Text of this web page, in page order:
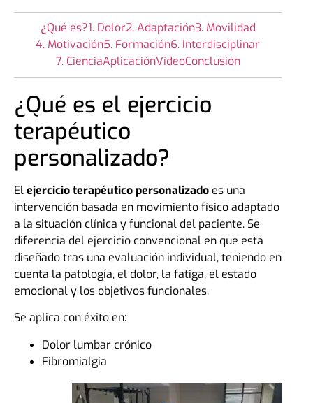
¿Qué es?1. Dolor2. Adaptación3. Movilidad
4. Motivación5. Formación6. Interdisciplinar
7. CienciaAplicaciónVídeoConclusión
¿Qué es el ejercicio
terapéutico
personalizado?
Elejercicio terapéutico personalizado es una
intervención basada en movimiento físico adaptado
a la situación clínica y funcional del paciente. Se
diferencia del ejercicio convencional en que está
diseñado tras una evaluación individual, teniendo en
cuenta la patología, el dolor, la fatiga, el estado
emocional y los objetivos funcionales.
Se aplica con éxito en:
Dolor lumbar crónico
Fibromialgia